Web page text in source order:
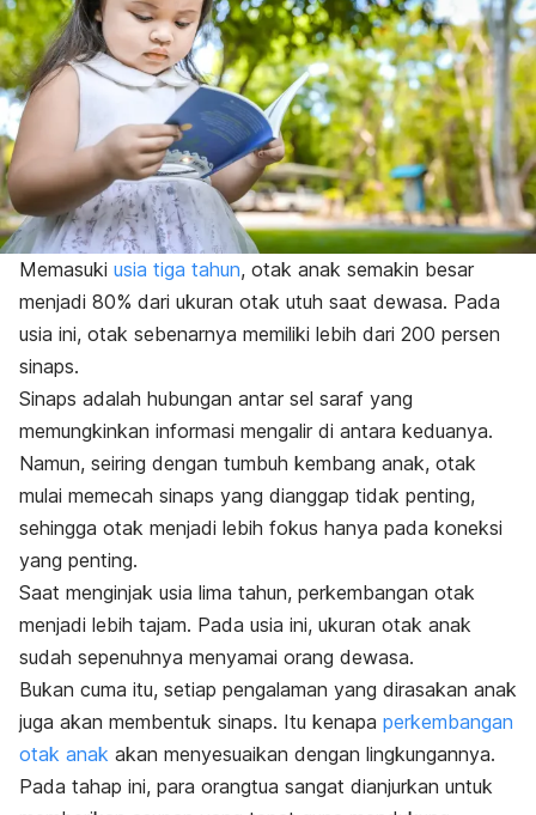
Memasuki usia tiga tahun, otak anak semakin besar
menjadi 80% dari ukuran otak utuh saat dewasa. Pada
usia ini, otak sebenarnya memiliki lebih dari 200 persen
sinaps.
Sinaps adalah hubungan antar sel saraf yang
memungkinkan informasi mengalir di antara keduanya.
Namun, seiring dengan tumbuh kembang anak, otak
mulai memecah sinaps yang dianggap tidak penting,
sehingga otak menjadi lebih fokus hanya pada koneksi
yang penting.
Saat menginjak usia lima tahun, perkembangan otak
menjadi lebih tajam. Pada usia ini, ukuran otak anak
sudah sepenuhnya menyamai orang dewasa.
Bukan cuma itu, setiap pengalaman yang dirasakan anak
juga akan membentuk sinaps. Itu kenapa perkembangan
otak anak akan menyesuaikan dengan lingkungannya.
Pada tahap ini, para orangtua sangat dianjurkan untuk